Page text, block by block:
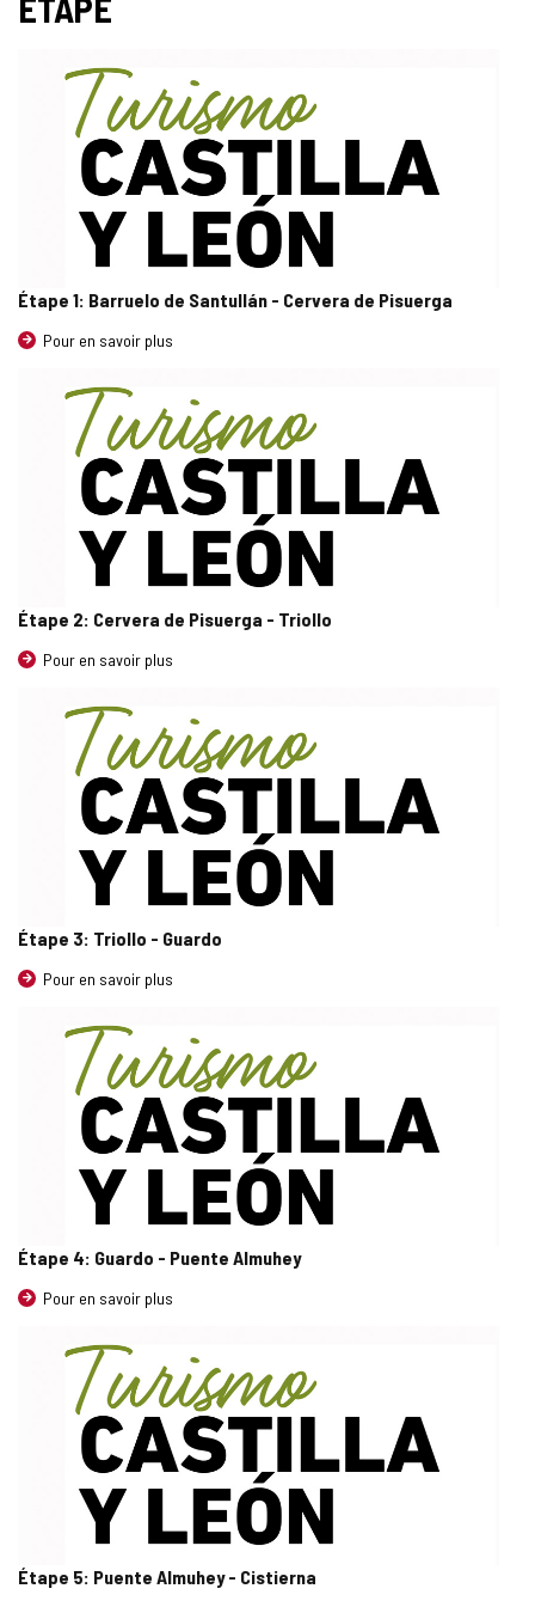
Étape 1: Barruelo de Santullán - Cervera de Pisuerga
Pour en savoir plus
Étape 2: Cervera de Pisuerga - Triollo
Pour en savoir plus
Étape 3: Triollo - Guardo
Pour en savoir plus
Étape 4: Guardo - Puente Almuhey
Pour en savoir plus
Étape 5: Puente Almuhey - Cistierna